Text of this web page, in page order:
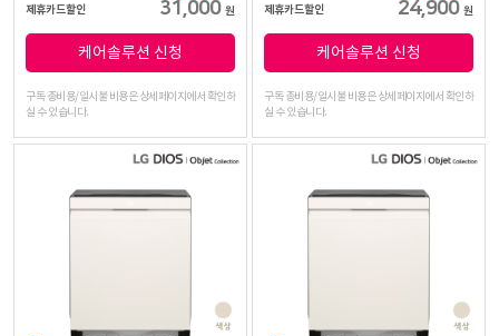
제휴카드할인
31,000 원
케어솔루션 신청
구독 총비용/일시불 비용은 상세페이지에서 확인하
실 수 있습니다.
제휴카드할인
24,900 원
케어솔루션 신청
구독 총비용/일시불 비용은 상세페이지에서 확인하
실 수 있습니다.